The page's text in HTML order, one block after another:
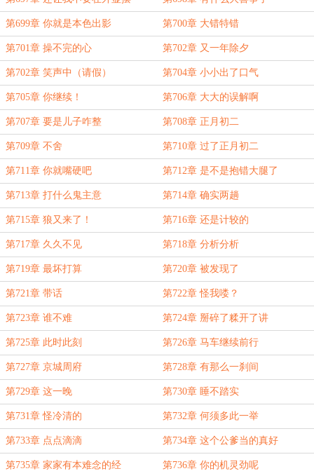
第699章 你就是本色出影 第700章 大错特错
第701章 操不完的心 第702章 又一年除夕
第702章 笑声中（请假） 第704章 小小出了口气
第705章 你继续！ 第706章 大大的误解啊
第707章 要是儿子咋整 第708章 正月初二
第709章 不舍 第710章 过了正月初二
第711章 你就嘴硬吧 第712章 是不是抱错大腿了
第713章 打什么鬼主意 第714章 确实两趟
第715章 狼又来了！ 第716章 还是计较的
第717章 久久不见 第718章 分析分析
第719章 最坏打算 第720章 被发现了
第721章 带话 第722章 怪我喽？
第723章 谁不难 第724章 掰碎了糅开了讲
第725章 此时此刻 第726章 马车继续前行
第727章 京城周府 第728章 有那么一刹间
第729章 这一晚 第730章 睡不踏实
第731章 怪冷清的 第732章 何须多此一举
第733章 点点滴滴 第734章 这个公爹当的真好
第735章 家家有本难念的经 第736章 你的机灵劲呢